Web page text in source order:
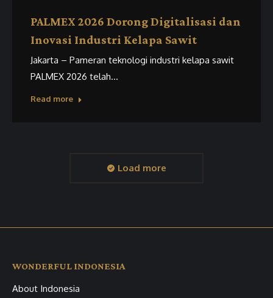
PALMEX 2026 Dorong Digitalisasi dan
Inovasi Industri Kelapa Sawit
Jakarta – Pameran teknologi industri kelapa sawit
PALMEX 2026 telah…
Read more
Load more
WONDERFUL INDONESIA
About Indonesia